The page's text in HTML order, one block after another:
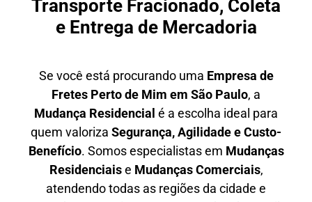
Transporte Fracionado, Coleta
e Entrega de Mercadoria
Se você está procurando uma Empresa de
Fretes Perto de Mim em São Paulo, a
Mudança Residencial é a escolha ideal para
quem valoriza Segurança, Agilidade e Custo-
Benefício. Somos especialistas em Mudanças
Residenciaise Mudanças Comerciais,
atendendo todas as regiões da cidade e